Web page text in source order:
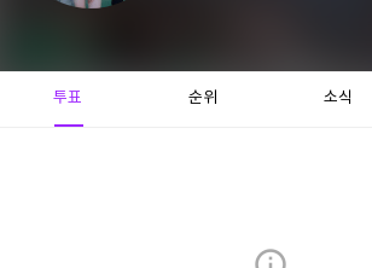
투표 순위 소식